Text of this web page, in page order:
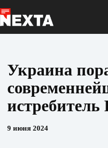
к
сути
Украина
9 июня 2024